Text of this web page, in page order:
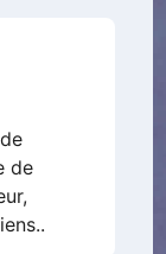
de